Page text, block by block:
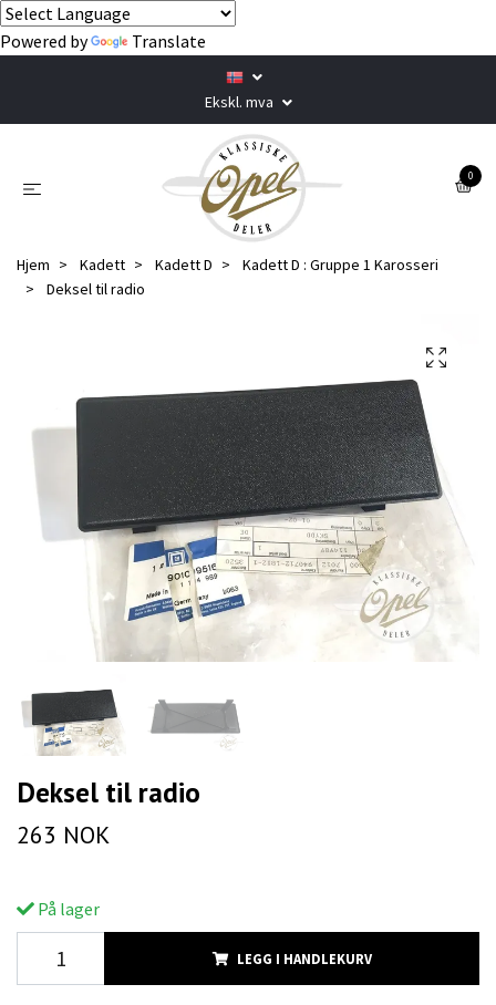
Powered by Translate
Ekskl. mva
0
Hjem Kadett Kadett D
Kadett D : Gruppe 1 Karosseri
Deksel til radio
Deksel til radio
263 NOK
På lager
LEGG I HANDLEKURV